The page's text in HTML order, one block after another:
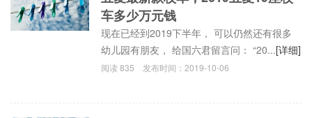
车多少万元钱
现在已经到2019下半年， 可以仍然还有很多
幼儿园有朋友， 给国六君留言问： “20...[详细]
阅读835 发布时间：2019-10-06